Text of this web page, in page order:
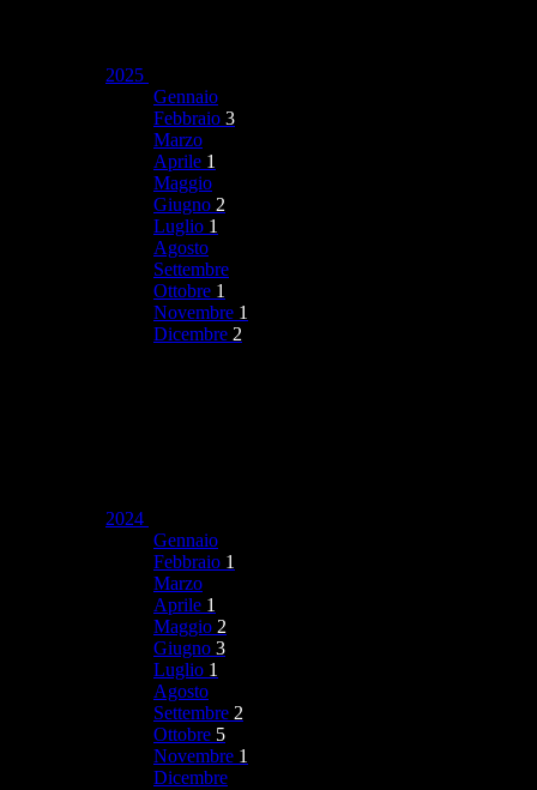
2025
Gennaio
Febbraio 3
Marzo
Aprile 1
Maggio
Giugno 2
Luglio 1
Agosto
Settembre
Ottobre 1
Novembre 1
Dicembre 2
2024
Gennaio
Febbraio 1
Marzo
Aprile 1
Maggio 2
Giugno 3
Luglio 1
Agosto
Settembre 2
Ottobre 5
Novembre 1
Dicembre